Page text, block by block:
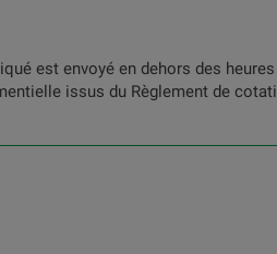
est envoyé en dehors des
issus du Règlement de